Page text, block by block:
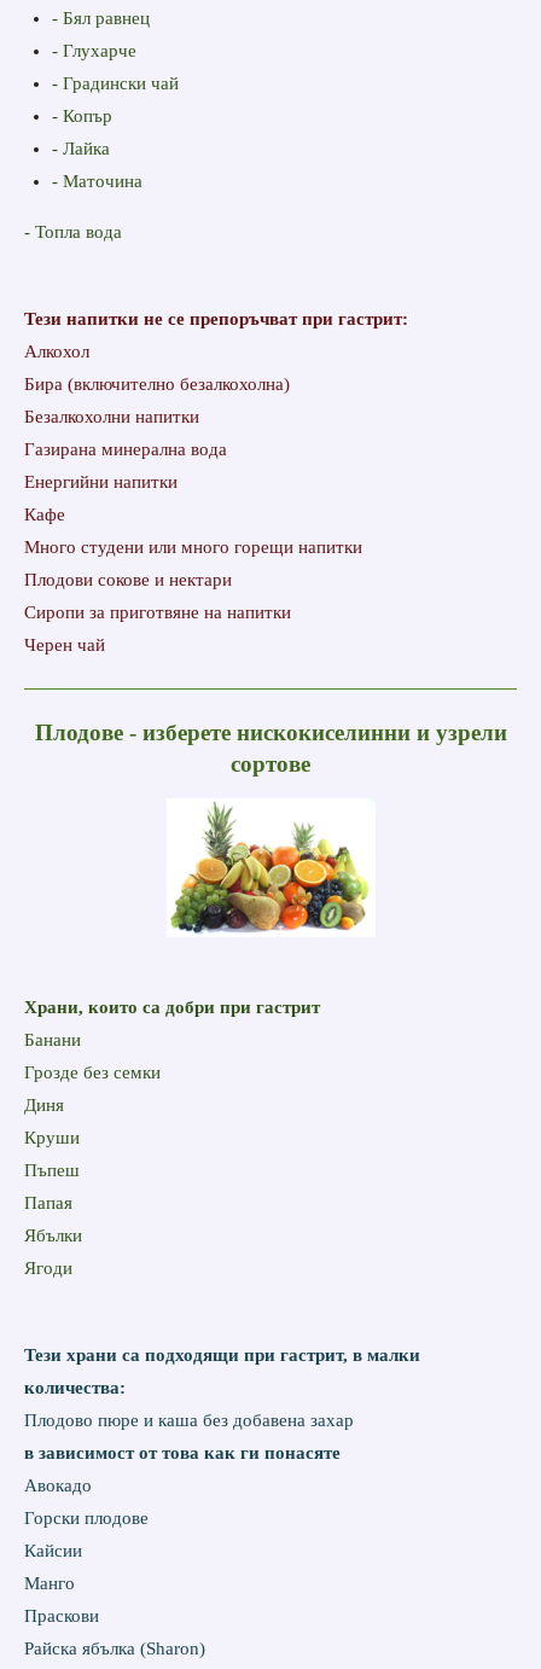
- Бял равнец
- Глухарче
- Градински чай
- Копър
- Лайка
- Маточина
- Топла вода
Тези напитки не се препоръчват при гастрит:
Алкохол
Бира (включително безалкохолна)
Безалкохолни напитки
Газирана минерална вода
Енергийни напитки
Кафе
Много студени или много горещи напитки
Плодови сокове и нектари
Сиропи за приготвяне на напитки
Черен чай
Плодове - изберете нискокиселинни и узрели
сортове
Храни, които са добри при гастрит
Банани
Грозде без семки
Диня
Круши
Пъпеш
Папая
Ябълки
Ягоди
Тези храни са подходящи при гастрит, в малки
количества:
Плодово пюре и каша без добавена захар
в зависимост от това как ги понасяте
Авокадо
Горски плодове
Кайсии
Манго
Праскови
Райска ябълка (Sharon)